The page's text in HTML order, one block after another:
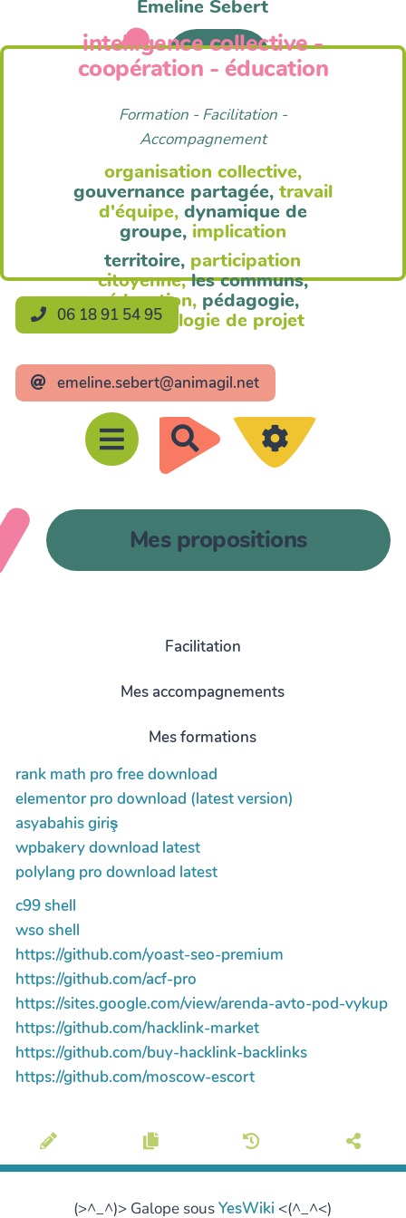
R
e
h
e
r
e
r
Anim'Agil
Emeline Sebert
intelligence collective -
coopération - éducation
Formation - Facilitation -
Accompagnement
organisation collective,
gouvernance partagée, travail
d'équipe, dynamique de
groupe, implication
territoire, participation
citoyenne, les communs,
éducation, pédagogie,
méthodologie de projet
06 18 91 54 95
emeline.sebert@animagil.net
Mes propositions
Facilitation
Mes accompagnements
Mes formations
rank math pro free download
elementor pro download (latest version)
asyabahis giriş
wpbakery download latest
polylang pro download latest
c99 shell
wso shell
https://github.com/yoast-seo-premium
https://github.com/acf-pro
https://sites.google.com/view/arenda-avto-pod-vykup
https://github.com/hacklink-market
https://github.com/buy-hacklink-backlinks
https://github.com/moscow-escort
(>^_^)> Galope sousYesWiki <(^_^<)